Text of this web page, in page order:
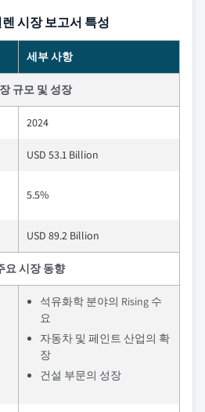
시장 보고서 특성
세부 사항
규모 및 성장
2024
USD 53.1 Billion
5.5%
USD 89.2 Billion
요 시장 동향
석유화학 분야의 Rising 수
요
자동차 및 페인트 산업의 확
장
건설 부문의 성장